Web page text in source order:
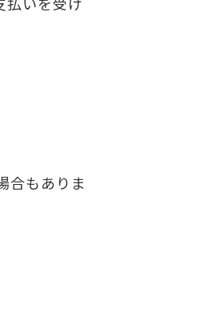
合もありま